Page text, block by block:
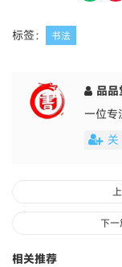
标签： 书法
品品
一位专
关
下一
相关推荐